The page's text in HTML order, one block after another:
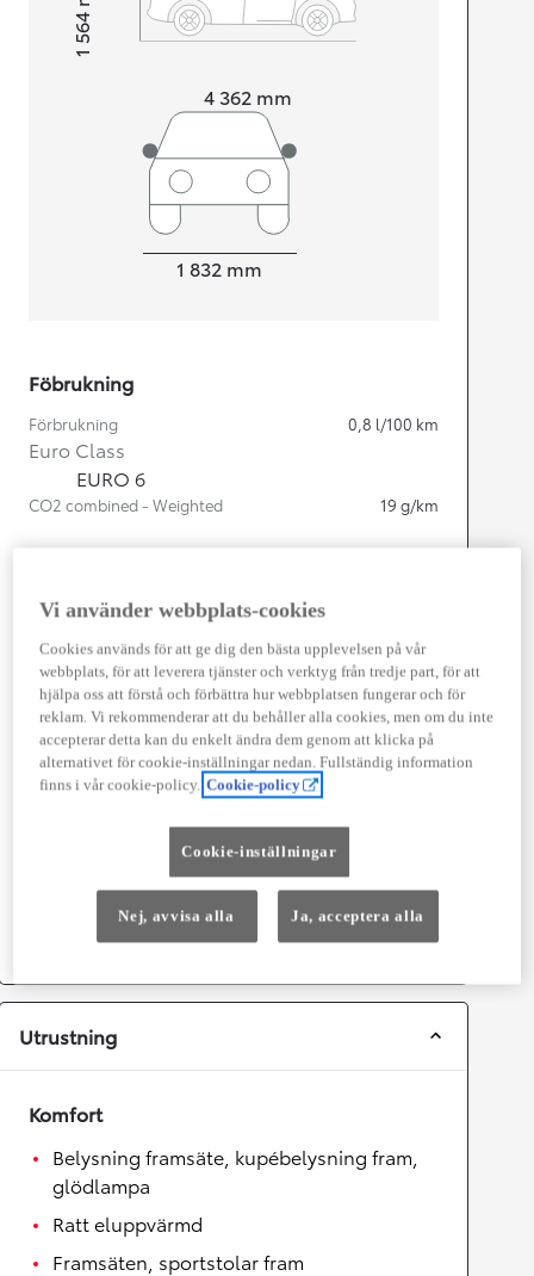
4 362 mm
Height1 564
1 832 mm
Föbrukning
Förbrukning 0,8 l/100 km
Euro Class
EURO 6
CO2 combined - Weighted 19 g/km
Cylindrar
Kapacitet
1 987cc
Effekt
164kw (223 hk)
Prestanda
Topphastighet
Acceleration 0-100km/h
Framhjulsdrift
Växellåda
Automat
Utrustning
Komfort
Belysning framsäte, kupébelysning fram,
glödlampa
Ratt eluppvärmd
Framsäten, sportstolar fram
Vi använder webbplats-cookies
Cookies används för att ge dig den bästa upplevelsen på vår
webbplats, för att leverera tjänster och verktyg från tredje part, för att
hjälpa oss att förstå och förbättra hur webbplatsen fungerar och för
reklam. Vi rekommenderar att du behåller alla cookies, men om du inte
accepterar detta kan du enkelt ändra dem genom att klicka på
alternativet för cookie-inställningar nedan. Fullständig information
finns i vår cookie-policy. Cookie-policy
Cookie-inställningar
Nej, avvisa alla Ja, acceptera alla